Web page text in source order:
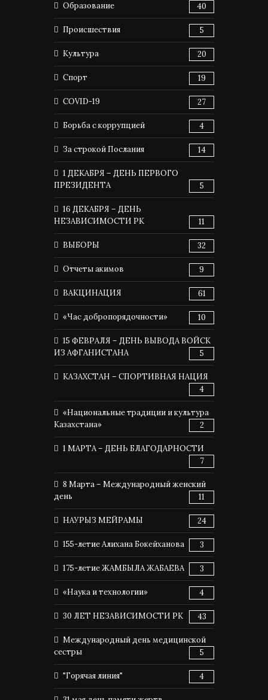
Образование 40
Происшествия 5
Культура 20
Спорт 19
COVID-19 27
Борьба с коррупцией 4
За строкой Послания 14
1 ДЕКАБРЯ – ДЕНЬ ПЕРВОГО
ПРЕЗИДЕНТА
5
16 ДЕКАБРЯ – ДЕНЬ
НЕЗАВИСИМОСТИ РК
11
ВЫБОРЫ 32
Отчеты акимов 9
ВАКЦИНАЦИЯ 61
«Час добропорядочности» 10
15 ФЕВРАЛЯ – ДЕНЬ ВЫВОДА ВОЙСК
ИЗ АФГАНИСТАНА
5
КАЗАХСТАН – СПОРТИВНАЯ НАЦИЯ
4
«Национальные традиции и культура
Казахстана»
2
1 МАРТА – ДЕНЬ БЛАГОДАРНОСТИ
7
8 Марта – Международный женский
день
11
НАУРЫЗ МЕЙРАМЫ 24
155-летие Алихана Бокейханова 3
175-летие ЖАМБЫЛА ЖАБАЕВА 3
«Наука и технологии» 4
30 ЛЕТ НЕЗАВИСИМОСТИ РК 43
Международный день медицинской
сестры
5
"Горячая линия" 4